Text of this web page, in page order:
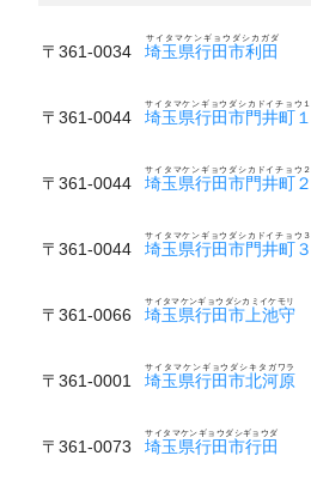
〒361-0034 埼玉県行田市利田
サイタマケンギョウダシカガダ
〒361-0044 埼玉県行田市門井町１
サイタマケンギョウダシカドイチョウ１
〒361-0044 埼玉県行田市門井町２
サイタマケンギョウダシカドイチョウ２
〒361-0044 埼玉県行田市門井町３
サイタマケンギョウダシカドイチョウ３
〒361-0066 埼玉県行田市上池守
サイタマケンギョウダシカミイケモリ
〒361-0001 埼玉県行田市北河原
サイタマケンギョウダシキタガワラ
〒361-0073 埼玉県行田市行田
サイタマケンギョウダシギョウダ